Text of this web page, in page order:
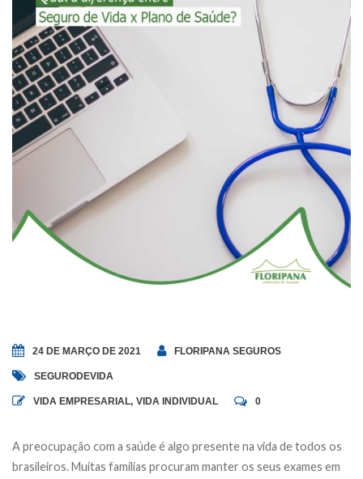
24 DE MARÇO DE 2021 FLORIPANA SEGUROS
SEGURODEVIDA
VIDA EMPRESARIAL, VIDA INDIVIDUAL 0
A preocupação com a saúde é algo presente na vida de todos os
brasileiros. Muitas famílias procuram manter os seus exames em